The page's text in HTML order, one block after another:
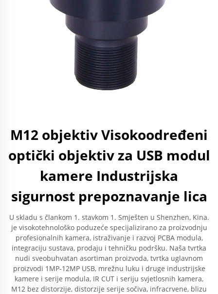
M12 objektiv Visokoodređeni
optički objektiv za USB modul
kamere Industrijska
sigurnost prepoznavanje lica
U skladu s člankom 1. stavkom 1. Smješten u Shenzhen, Kina.
je visokotehnološko poduzeće specijalizirano za proizvodnju
profesionalnih kamera, istraživanje i razvoj PCBA modula,
integraciju sustava, prodaju i tehničku podršku. Naša tvrtka
nudi sveobuhvatan asortiman proizvoda, tvrtka uglavnom
proizvodi 1MP-12MP USB, mrežnu luku i druge industrijske
kamere i serije modula, IR CUT i seriju svjetlosnih kamera,
M12 bez distorzije, distorzije serije sočiva, infracrvene, blizu